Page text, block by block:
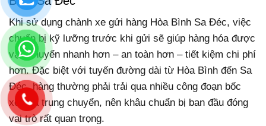
Khi sử dụng chành xe gửi hàng Hòa Bình Sa Đéc, việc
chuẩn bị kỹ lưỡng trước khi gửi sẽ giúp hàng hóa được
vận chuyển nhanh hơn – an toàn hơn – tiết kiệm chi phí
hơn. Đặc biệt với tuyến đường dài từ Hòa Bình đến Sa
Đéc, hàng thường phải trải qua nhiều công đoạn bốc
xếp và trung chuyển, nên khâu chuẩn bị ban đầu đóng
vai trò rất quan trọng.